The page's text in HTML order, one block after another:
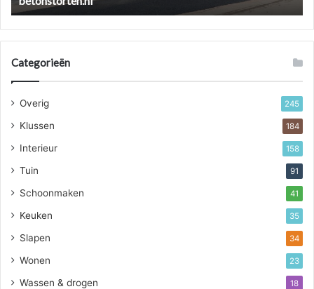
Categorieën
Overig 245
Klussen 184
Interieur 158
Tuin 91
Schoonmaken 41
Keuken 35
Slapen 34
Wonen 23
Wassen & drogen 18